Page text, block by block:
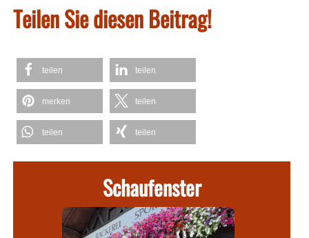
Teilen Sie diesen Beitrag!
teilen teilen
merken teilen
teilen teilen
Schaufenster